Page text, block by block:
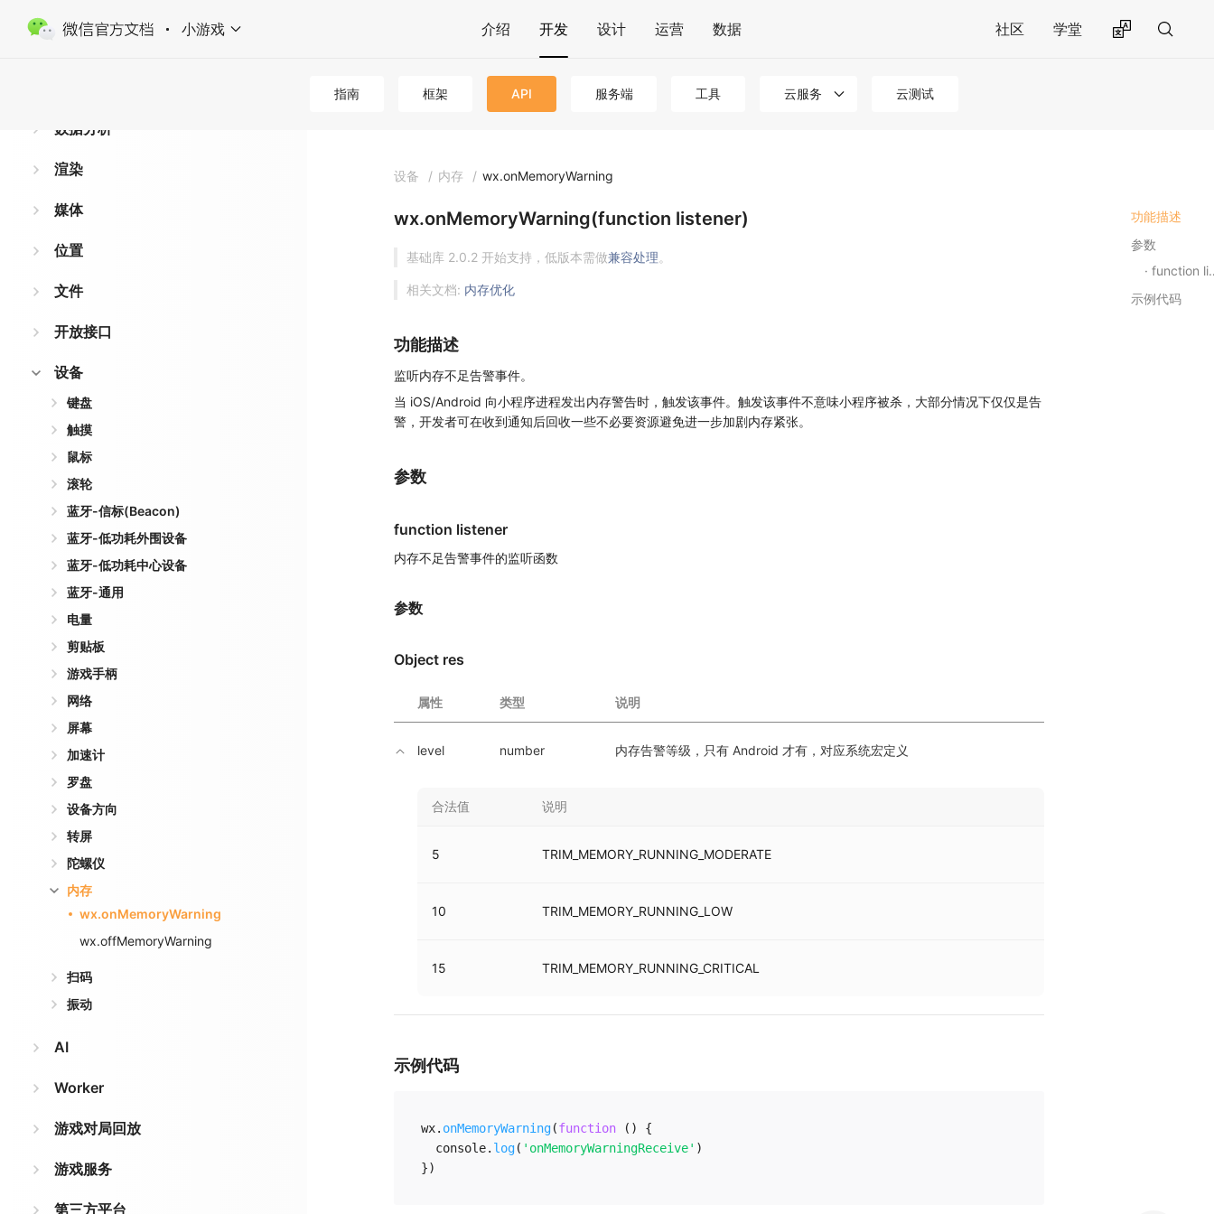
小游戏 介绍 开发 设计 运营 数据 社区 学堂
指南 框架 API 服务端 工具 云服务 云测试
数据分析
渲染
媒体
位置
文件
开放接口
设备
键盘
触摸
鼠标
滚轮
蓝牙-信标(Beacon)
蓝牙-低功耗外围设备
蓝牙-低功耗中心设备
蓝牙-通用
电量
剪贴板
游戏手柄
网络
屏幕
加速计
罗盘
设备方向
转屏
陀螺仪
内存
wx.onMemoryWarning
wx.offMemoryWarning
扫码
振动
AI
Worker
游戏对局回放
游戏服务
第三方平台
设备 / 内存 / wx.onMemoryWarning
wx.onMemoryWarning(function listener)
基础库 2.0.2 开始支持，低版本需做兼容处理。
相关文档: 内存优化
功能描述
监听内存不足告警事件。
当 iOS/Android 向小程序进程发出内存警告时，触发该事件。触发该事件不意味小程序被杀，大部分情况下仅仅是告
警，开发者可在收到通知后回收一些不必要资源避免进一步加剧内存紧张。
参数
function listener
内存不足告警事件的监听函数
参数
Object res
属性 类型 说明
level number 内存告警等级，只有 Android 才有，对应系统宏定义
合法值 说明
5 TRIM_MEMORY_RUNNING_MODERATE
10 TRIM_MEMORY_RUNNING_LOW
15 TRIM_MEMORY_RUNNING_CRITICAL
示例代码
wx. onMemoryWarning(function ( )
{
  console
. log( 'onMemoryWarningReceive' )
})
功能描述
参数
function listener
示例代码